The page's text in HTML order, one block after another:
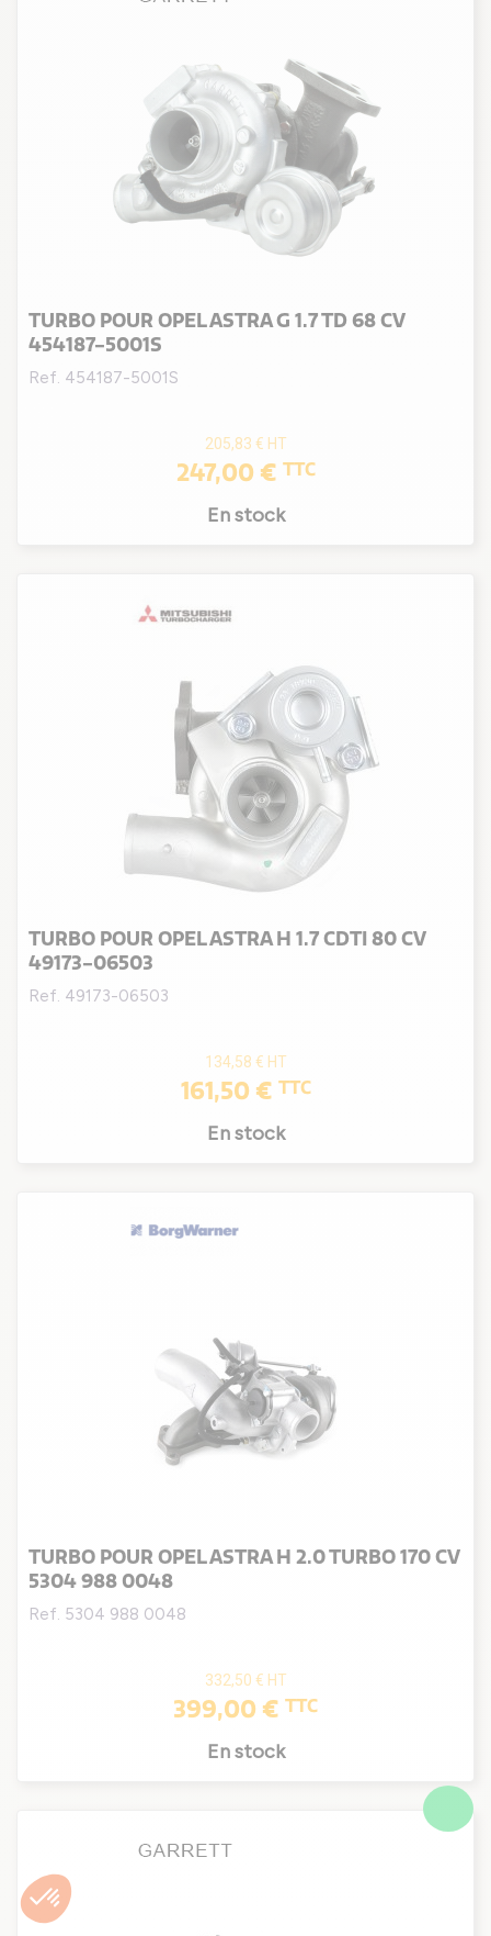
TURBO POUR OPEL ASTRA G 1.7 TD 68 CV
454187-5001S
Ref. 454187-5001S
205,83 € HT
247,00 € TTC
En stock
TURBO POUR OPEL ASTRA H 1.7 CDTI 80 CV
49173-06503
Ref. 49173-06503
134,58 € HT
161,50 € TTC
En stock
TURBO POUR OPEL ASTRA H 2.0 TURBO 170 CV
5304 988 0048
Ref. 5304 988 0048
332,50 € HT
399,00 € TTC
En stock